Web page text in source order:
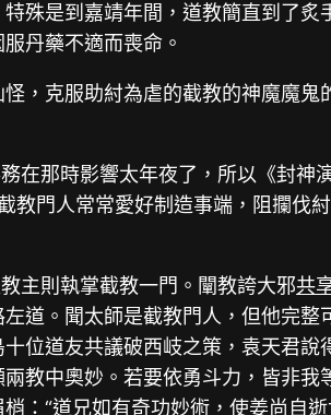
殊是到嘉靖年間，道教簡直到了
丹藥不適而喪命。
，克服助紂為虐的截教的神魔魔
那時影響太年夜了，所以《封神
門人常常愛好制造事端，阻攔伐
主則執掌截教一門。闡教誇大邪共
道。聞太師是截教門人，但他完
位道友共議破西岐之策，袁天君說
教中奧妙。若要依勇斗力，皆非我
：“道兄如有奇功妙術，使姜尚自